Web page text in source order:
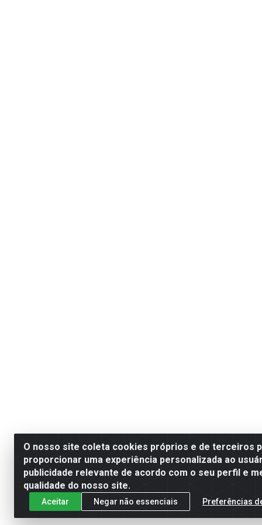
O nosso site coleta cookies próprios e de terceiros
proporcionar uma experiência personalizada ao
publicidade relevante de acordo com o seu perfil e
qualidade do nosso site.
Aceitar Negar não essenciais Preferências